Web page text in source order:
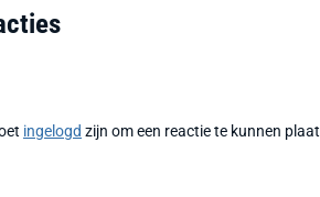
ingelogd zijn om een reactie te kunnen